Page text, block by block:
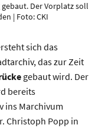
Der Vorplatz soll
| Foto: CKI
sich das
das zur Zeit
gebaut wird. Der
bereits
ins Marchivum
Christoph Popp in